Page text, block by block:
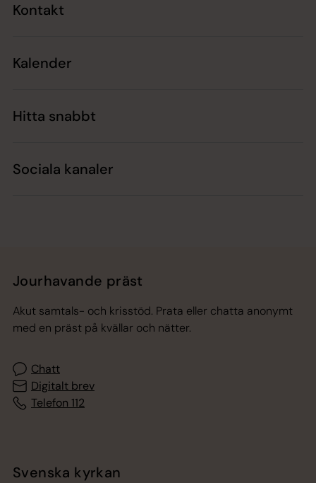
Kontakt
Kalender
Hitta snabbt
Sociala kanaler
Jourhavande präst
Akut samtals- och krisstöd. Prata eller chatta anonymt
med en präst på kvällar och nätter.
Chatt
Digitalt brev
Telefon 112
Svenska kyrkan